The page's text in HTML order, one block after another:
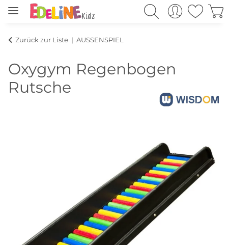
Zurück zur Liste AUSSENSPIEL
Oxygym Regenbogen
Rutsche